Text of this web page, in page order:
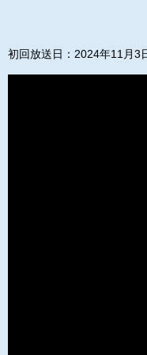
初回放送日：2024年11月3